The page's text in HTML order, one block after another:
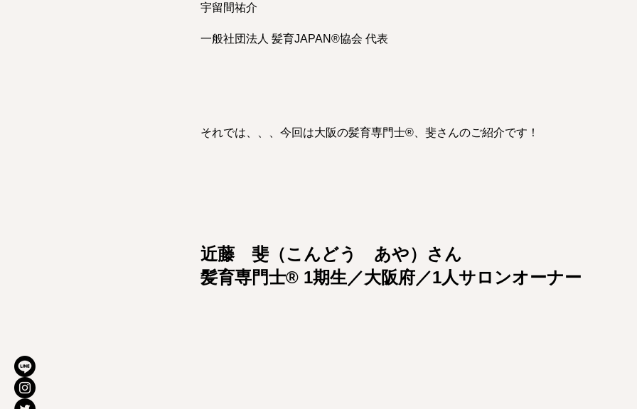
宇留間祐介
一般社団法人 髪育JAPAN®︎協会 代表
それでは、、、今回は大阪の髪育専門士®︎、斐さんのご紹介です！
近藤　斐（こんどう　あや）さん
髪育専門士®︎ 1期生／大阪府／1人サロンオーナー